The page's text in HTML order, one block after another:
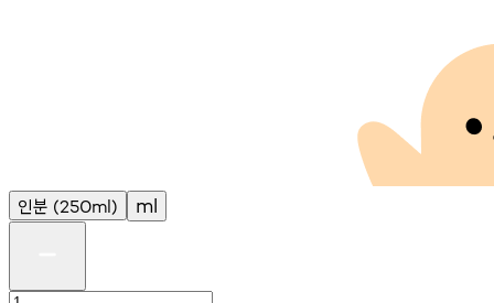
인분 (250ml) ml